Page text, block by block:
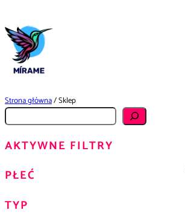
do
treści
Strona główna/ Sklep
S
u
a
AKTYWNE FILTRY
PŁEĆ
TYP